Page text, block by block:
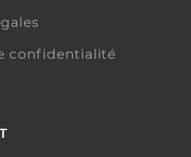
confidentialité